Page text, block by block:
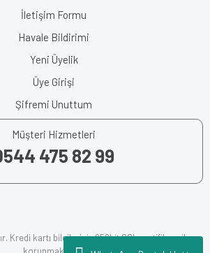
İletişim Formu
Havale Bildirimi
Yeni Üyelik
Üye Girişi
Şifremi Unuttum
Müşteri Hizmetleri
475 82 99
Kredi kartı bilgileriniz 256bit SSL sertifikası ile